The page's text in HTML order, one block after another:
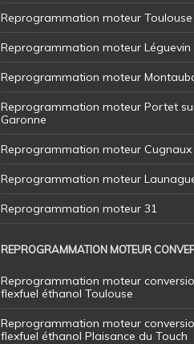
Reprogrammation moteur Toulouse
Reprogrammation moteur Léguevin
Reprogrammation moteur
Reprogrammation moteur Portet
Garonne
Reprogrammation moteur Cugnaux
Reprogrammation moteur
Reprogrammation moteur 31
REPROGRAMMATION MOTEUR
Reprogrammation moteur
flexfuel éthanol Toulouse
Reprogrammation moteur
flexfuel éthanol Plaisance du Touch